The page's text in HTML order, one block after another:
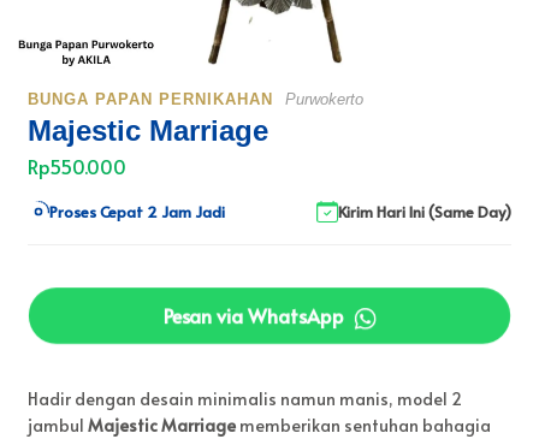
BUNGA PAPAN PERNIKAHAN
Majestic Marriage
Purwokerto
Rp550.000
Proses Cepat 2 Jam Jadi Kirim Hari Ini (Same Day)
Pesan via WhatsApp
Hadir dengan desain minimalis namun manis, model 2
jambul Majestic Marriagememberikan sentuhan bahagia